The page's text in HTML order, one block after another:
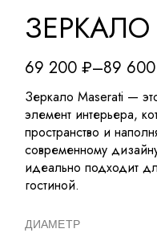
ЗЕРКАЛО
69 200₽–89
Зеркало Maserati —
элемент интерьера,
пространство и
современному
идеально подходит
гостиной.
ДИАМЕТР